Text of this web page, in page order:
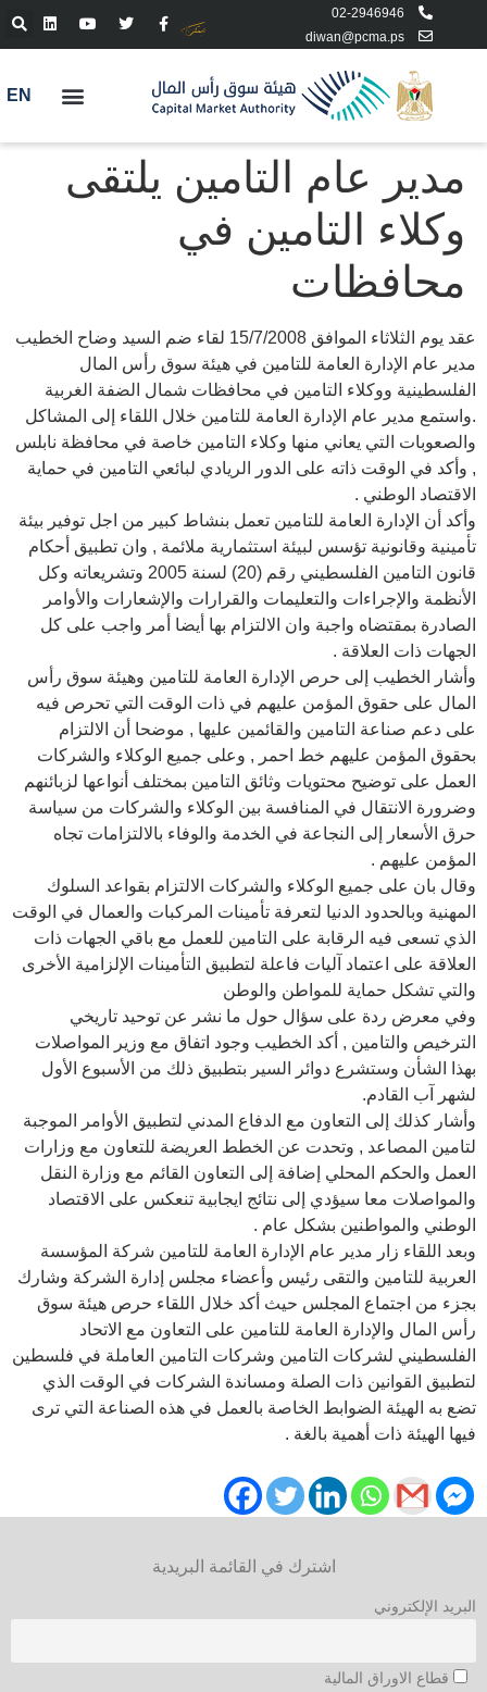
02-2946946
diwan@pcma.ps
EN
مدير عام التامين يلتقى
وكلاء التامين في
محافظات
عقد يوم الثلاثاء الموافق 15/7/2008 لقاء ضم السيد وضاح الخطيب
مدير عام الإدارة العامة للتامين في هيئة سوق رأس المال
الفلسطينية ووكلاء التامين في محافظات شمال الضفة الغربية
.واستمع مدير عام الإدارة العامة للتامين خلال اللقاء إلى المشاكل
والصعوبات التي يعاني منها وكلاء التامين خاصة في محافظة نابلس
, وأكد في الوقت ذاته على الدور الريادي لبائعي التامين في حماية
الاقتصاد الوطني .
وأكد أن الإدارة العامة للتامين تعمل بنشاط كبير من اجل توفير بيئة
تأمينية وقانونية تؤسس لبيئة استثمارية ملائمة , وان تطبيق أحكام
قانون التامين الفلسطيني رقم (20) لسنة 2005 وتشريعاته وكل
الأنظمة والإجراءات والتعليمات والقرارات والإشعارات والأوامر
الصادرة بمقتضاه واجبة وان الالتزام بها أيضا أمر واجب على كل
الجهات ذات العلاقة .
وأشار الخطيب إلى حرص الإدارة العامة للتامين وهيئة سوق رأس
المال على حقوق المؤمن عليهم في ذات الوقت التي تحرص فيه
على دعم صناعة التامين والقائمين عليها , موضحا أن الالتزام
بحقوق المؤمن عليهم خط احمر , وعلى جميع الوكلاء والشركات
العمل على توضيح محتويات وثائق التامين بمختلف أنواعها لزبائنهم
وضرورة الانتقال في المنافسة بين الوكلاء والشركات من سياسة
حرق الأسعار إلى النجاعة في الخدمة والوفاء بالالتزامات تجاه
المؤمن عليهم .
وقال بان على جميع الوكلاء والشركات الالتزام بقواعد السلوك
المهنية وبالحدود الدنيا لتعرفة تأمينات المركبات والعمال في الوقت
الذي تسعى فيه الرقابة على التامين للعمل مع باقي الجهات ذات
العلاقة على اعتماد آليات فاعلة لتطبيق التأمينات الإلزامية الأخرى
والتي تشكل حماية للمواطن والوطن
وفي معرض ردة على سؤال حول ما نشر عن توحيد تاريخي
الترخيص والتامين , أكد الخطيب وجود اتفاق مع وزير المواصلات
بهذا الشأن وستشرع دوائر السير بتطبيق ذلك من الأسبوع الأول
لشهر آب القادم.
وأشار كذلك إلى التعاون مع الدفاع المدني لتطبيق الأوامر الموجبة
لتامين المصاعد , وتحدت عن الخطط العريضة للتعاون مع وزارات
العمل والحكم المحلي إضافة إلى التعاون القائم مع وزارة النقل
والمواصلات معا سيؤدي إلى نتائج ايجابية تنعكس على الاقتصاد
الوطني والمواطنين بشكل عام .
وبعد اللقاء زار مدير عام الإدارة العامة للتامين شركة المؤسسة
العربية للتامين والتقى رئيس وأعضاء مجلس إدارة الشركة وشارك
بجزء من اجتماع المجلس حيث أكد خلال اللقاء حرص هيئة سوق
رأس المال والإدارة العامة للتامين على التعاون مع الاتحاد
الفلسطيني لشركات التامين وشركات التامين العاملة في فلسطين
لتطبيق القوانين ذات الصلة ومساندة الشركات في الوقت الذي
تضع به الهيئة الضوابط الخاصة بالعمل في هذه الصناعة التي ترى
فيها الهيئة ذات أهمية بالغة .
اشترك في القائمة البريدية
البريد الإلكتروني
قطاع الاوراق المالية